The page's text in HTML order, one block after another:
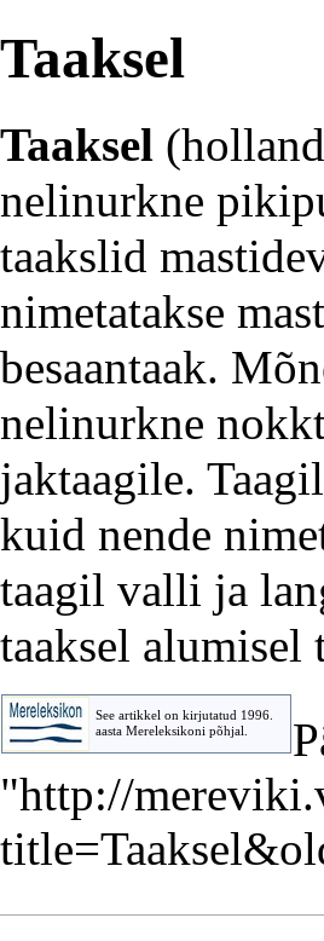
Taaksel
Taaksel
nelinurkne piki
taakslid
nimetatakse
besaantaak.
nelinurkne
jaktaagile.
kuid nende
taagil valli ja
taaksel
See artikkel on kirjutatud 1996.
aastaMereleksikoni põhjal.
"http://